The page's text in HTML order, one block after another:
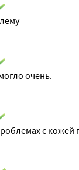
очень.
с кожей